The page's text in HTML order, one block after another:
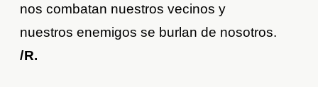
nos combatan nuestros vecinos y
nuestros enemigos se burlan de nosotros.
/R.